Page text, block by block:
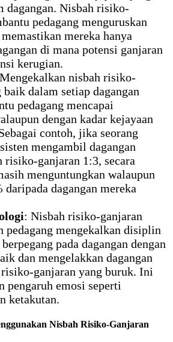
dagangan. Nisbah risiko-
pedagang menguruskan
mereka hanya
di mana potensi ganjaran
kerugian.
nisbah risiko-
baik dalam setiap dagangan
pedagang mencapai
dengan kadar kejayaan
contoh, jika seorang
mengambil dagangan
risiko-ganjaran 1:3, secara
menguntungkan walaupun
daripada dagangan mereka
: Nisbah risiko-ganjaran
pedagang mengekalkan disiplin
pada dagangan dengan
dan mengelakkan dagangan
ganjaran yang buruk. Ini
pengaruh emosi seperti
ketakutan.
Nisbah Risiko-Ganjaran